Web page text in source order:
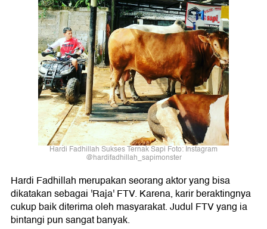
Hardi Fadhillah Sukses Ternak Sapi Foto: Instagram
@hardifadhillah_sapimonster
Hardi Fadhillah merupakan seorang aktor yang bisa
dikatakan sebagai 'Raja' FTV. Karena, karir beraktingnya
cukup baik diterima oleh masyarakat. Judul FTV yang ia
bintangi pun sangat banyak.